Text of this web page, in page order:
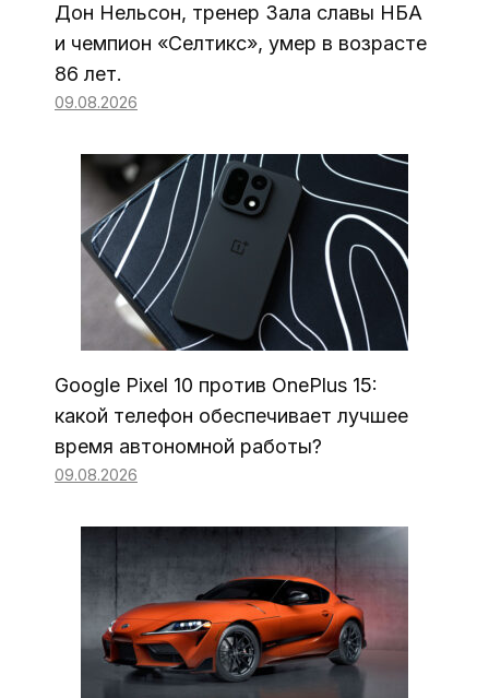
Дон Нельсон, тренер Зала славы НБА
и чемпион «Селтикс», умер в возрасте
86 лет.
09.08.2026
Google Pixel 10 против OnePlus 15:
какой телефон обеспечивает лучшее
время автономной работы?
09.08.2026